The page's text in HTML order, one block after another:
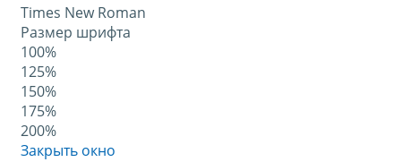
Times New Roman
Размер шрифта
100%
125%
150%
175%
200%
Закрыть окно